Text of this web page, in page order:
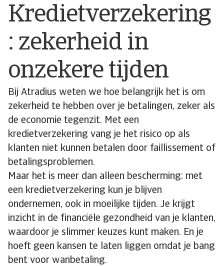
Kredietverzekering
: zekerheid in
onzekere tijden
Bij Atradius weten we hoe belangrijk het is om
zekerheid te hebben over je betalingen, zeker als
de economie tegenzit. Met een
kredietverzekering vang je het risico op als
klanten niet kunnen betalen door faillissement of
betalingsproblemen.
Maar het is meer dan alleen bescherming: met
een kredietverzekering kun je blijven
ondernemen, ook in moeilijke tijden. Je krijgt
inzicht in de financiële gezondheid van je klanten,
waardoor je slimmer keuzes kunt maken. En je
hoeft geen kansen te laten liggen omdat je bang
bent voor wanbetaling.